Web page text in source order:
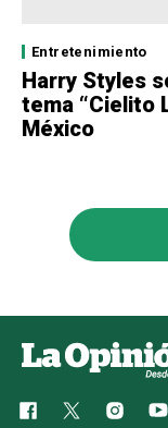
Entretenimiento
Harry Styles
tema “Cielito
México